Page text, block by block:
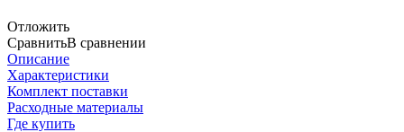
Отложить
СравнитьВ сравнении
Описание
Характеристики
Комплект поставки
Расходные материалы
Где купить